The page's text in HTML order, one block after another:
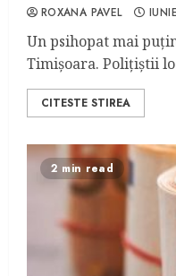
ROXANA PAVEL
Un psihopat mai
Timișoara. Polițiștii
CITESTE STIREA
2 min read